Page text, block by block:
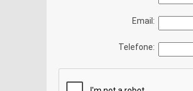
Email:
Telefone: